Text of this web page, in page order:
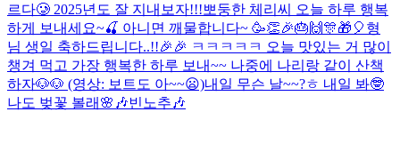
르다🥲 2025년도 잘 지내보자!!!뽀둥한 체리씨 오늘 하루 행복
하게 보내세요~🍒 아니면 깨물합니다~ 🥳👏🎉🎂🙌🎊🎁🎈 형
님 생일 축하드립니다..!!🎉🎉 ㅋㅋㅋㅋㅋ 오늘 맛있는 거 많이
챙겨 먹고 가장 행복한 하루 보내~~ 나중에 나리랑 같이 산책
하자🐶🐶 (영상: 보트도 아~~😦)내일 무슨 날~~?ㅎ 내일 봐🤓
나도 벚꽃 볼래🌸 🎶빈노추🎶